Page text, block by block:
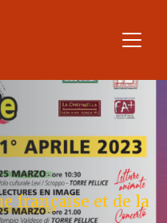
française et de la